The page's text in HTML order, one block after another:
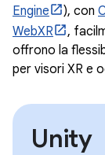
Engine
), con
WebXR
,
offrono la
per visori XR e
Unity